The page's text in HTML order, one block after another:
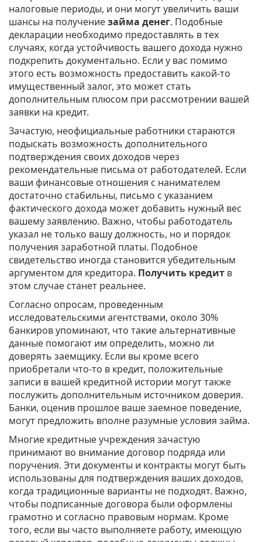
налоговые периоды, и они могут увеличить ваши
шансы на получениезайма денег. Подобные
декларации необходимо предоставлять в тех
случаях, когда устойчивость вашего дохода нужно
подкрепить документально. Если у вас помимо
этого есть возможность предоставить какой-то
имущественный залог, это может стать
дополнительным плюсом при рассмотрении вашей
заявки на кредит.
Зачастую, неофициальные работники стараются
подыскать возможность дополнительного
подтверждения своих доходов через
рекомендательные письма от работодателей. Если
ваши финансовые отношения с нанимателем
достаточно стабильны, письмо с указанием
фактического дохода может добавить нужный вес
вашему заявлению. Важно, чтобы работодатель
указал не только вашу должность, но и порядок
получения заработной платы. Подобное
свидетельство иногда становится убедительным
аргументом для кредитора. Получить кредит в
этом случае станет реальнее.
Согласно опросам, проведенным
исследовательскими агентствами, около 30%
банкиров упоминают, что такие альтернативные
данные помогают им определить, можно ли
доверять заемщику. Если вы кроме всего
приобретали что-то в кредит, положительные
записи в вашей кредитной истории могут также
послужить дополнительным источником доверия.
Банки, оценив прошлое ваше заемное поведение,
могут предложить вполне разумные условия займа.
Многие кредитные учреждения зачастую
принимают во внимание договор подряда или
поручения. Эти документы и контракты могут быть
использованы для подтверждения ваших доходов,
когда традиционные варианты не подходят. Важно,
чтобы подписанные договора были оформлены
грамотно и согласно правовым нормам. Кроме
того, если вы часто выполняете работу, имеющую